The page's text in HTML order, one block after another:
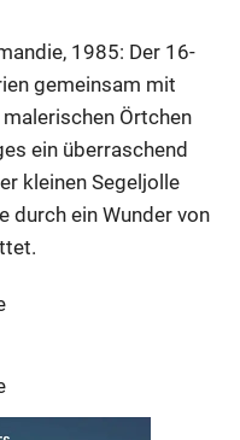
1985: Der 16-
gemeinsam mit
Örtchen
ein überraschend
kleinen Segeljolle
durch ein Wunder von